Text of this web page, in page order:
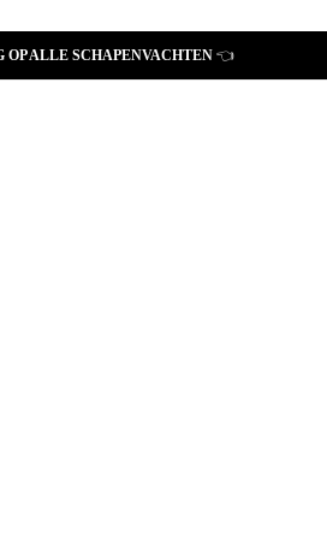
OP ALLE SCHAPENVACHTEN 👈